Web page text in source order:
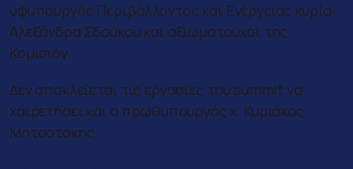
υφυπουργός Περιβάλλοντος και Ενέργειας κυρία
Αλεξάνδρα Σδούκου και αξιωματούχοι της
Κομισιόν.
Δεν αποκλείεται τις εργασίες του summit να
χαιρετήσει και ο πρωθυπουργός κ. Κυριάκος
Μητσοτάκης.